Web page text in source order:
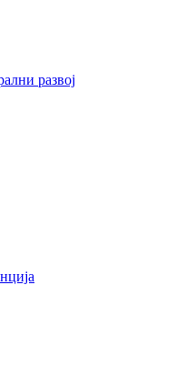
развој